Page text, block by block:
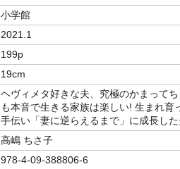
小学館
2021.1
199p
19cm
ヘヴィメタ好きな夫、究極のかまって
も本音で生きる家族は楽しい! 生まれ
手伝い「妻に逆らえるまで」に成長し
高嶋 ちさ子
978-4-09-388806-6